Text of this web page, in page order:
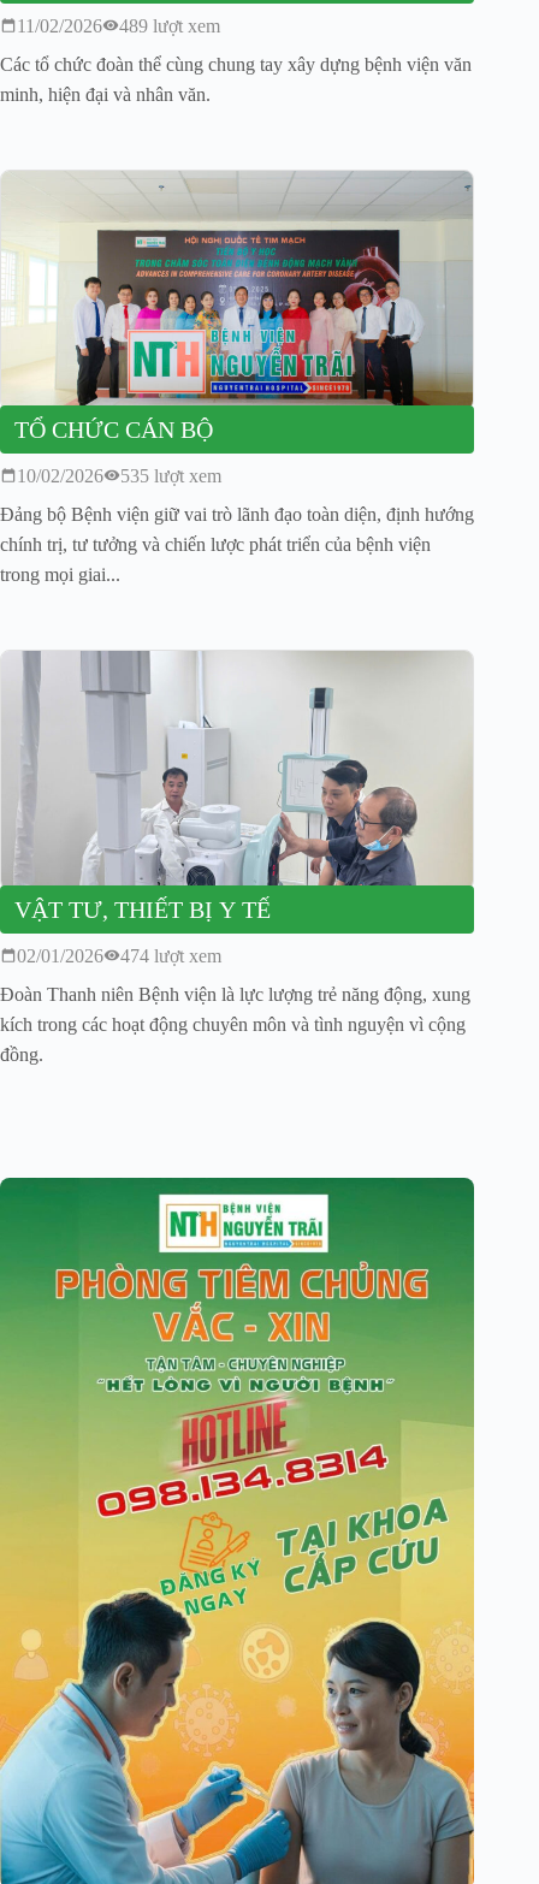
11/02/2026
489 lượt xem
Các tổ chức đoàn thể cùng chung tay xây dựng bệnh viện văn
minh, hiện đại và nhân văn.
TỔ CHỨC CÁN BỘ
10/02/2026
535 lượt xem
Đảng bộ Bệnh viện giữ vai trò lãnh đạo toàn diện, định hướng
chính trị, tư tưởng và chiến lược phát triển của bệnh viện
trong mọi giai...
VẬT TƯ, THIẾT BỊ Y TẾ
02/01/2026
474 lượt xem
Đoàn Thanh niên Bệnh viện là lực lượng trẻ năng động, xung
kích trong các hoạt động chuyên môn và tình nguyện vì cộng
đồng.